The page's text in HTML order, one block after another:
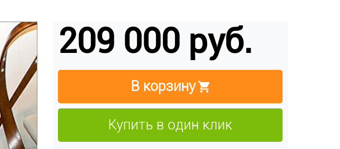
209 000 руб.
В корзину
Купить в один клик